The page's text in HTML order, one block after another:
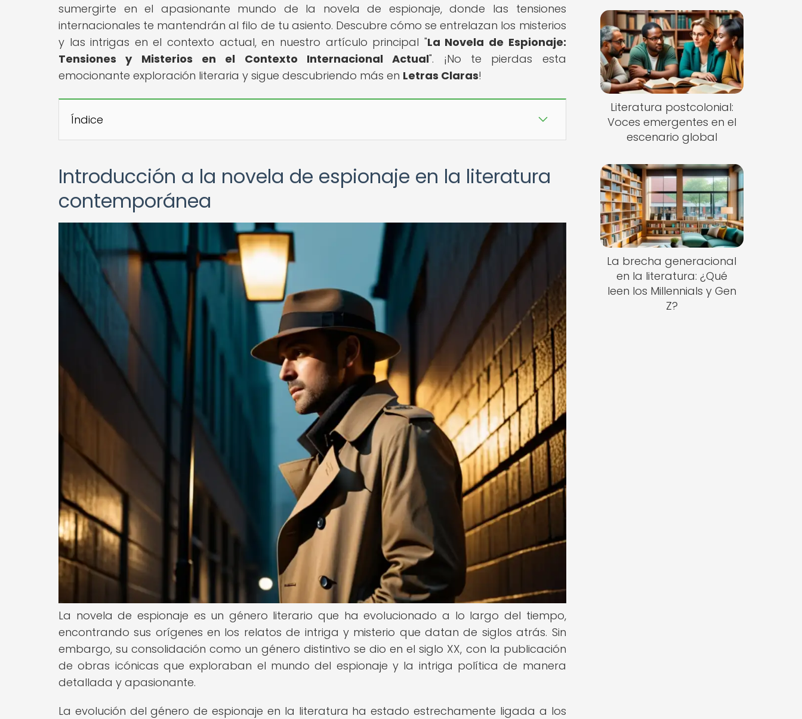
sumergirte en el apasionante mundo de la novela de espionaje, donde las tensiones
internacionales te mantendrán al filo de tu asiento. Descubre cómo se entrelazan los misterios
y las intrigas en el contexto actual, en nuestro artículo principal "La Novela de Espionaje:
Tensiones y Misterios en el Contexto Internacional Actual". ¡No te pierdas esta
emocionante exploración literaria y sigue descubriendo más en Letras Claras!
Índice
Introducción a la novela de espionaje en la literatura
contemporánea
La novela de espionaje es un género literario que ha evolucionado a lo largo del tiempo,
encontrando sus orígenes en los relatos de intriga y misterio que datan de siglos atrás. Sin
embargo, su consolidación como un género distintivo se dio en el siglo XX, con la publicación
de obras icónicas que exploraban el mundo del espionaje y la intriga política de manera
detallada y apasionante.
La evolución del género de espionaje en la literatura ha estado estrechamente ligada a los
Literatura postcolonial:
Voces emergentes en el
escenario global
La brecha generacional
en la literatura: ¿Qué
leen los Millennials y Gen
Z?